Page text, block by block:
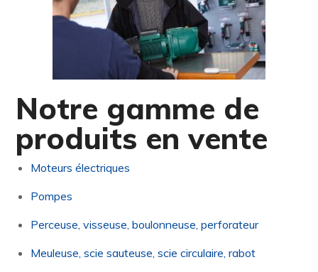
Notre gamme de
produits en vente
Moteurs électriques
Pompes
Perceuse, visseuse, boulonneuse, perforateur
Meuleuse, scie sauteuse, scie circulaire, rabot